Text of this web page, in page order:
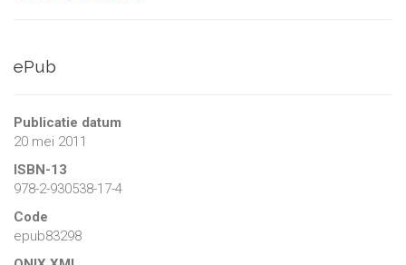
ePub
Publicatie datum
20 mei 2011
ISBN-13
978-2-930538-17-4
Code
epub83298